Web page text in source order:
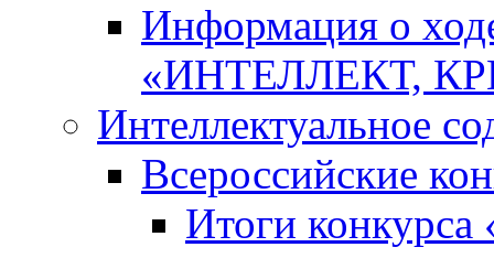
Информация о
«ИНТЕЛЛЕКТ,
Интеллектуальное
Всероссийские
Итоги конкурса